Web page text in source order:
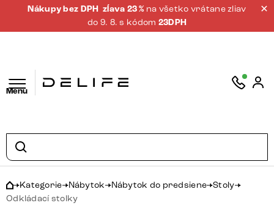
Nákupy bez DPH zĺava 23 % na všetko vrátane zliav
do 9. 8. s kódom 23DPH
Menu
Kategorie Nábytok Nábytok do predsiene Stoly
Odkládací stolky